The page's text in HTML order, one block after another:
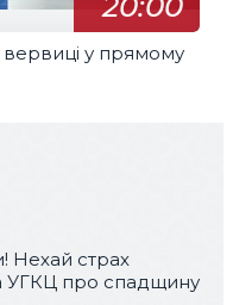
у прямому
Нехай страх
УГКЦ про спадщину